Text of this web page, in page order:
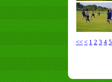
<< < 1 2 3 4 5